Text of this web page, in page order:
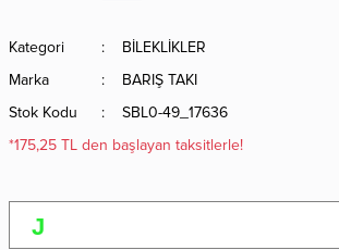
Kategori
BİLEKLİKLER
Marka
BARIŞ TAKI
Stok Kodu
SBL0-49_17636
*175,25 TL den başlayan taksitlerle!